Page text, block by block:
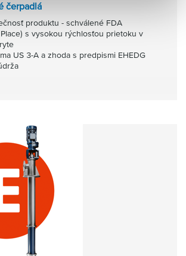
čerpadlá
produktu - schválené FDA
Place) s vysokou rýchlosťou prietoku v
US 3-A a zhoda s predpismi EHEDG